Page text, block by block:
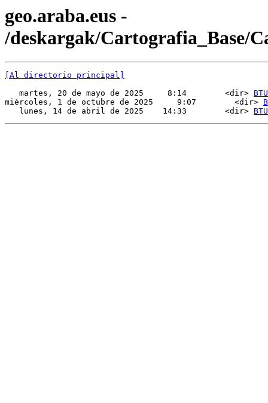
geo.araba.eus -
/deskargak/Cartografia_Base/
[Al directorio principal]
   martes, 20 de mayo de 2025     8:14        <dir>
miércoles, 1 de octubre de 2025     9:07        <dir>
   lunes, 14 de abril de 2025    14:33        <dir>